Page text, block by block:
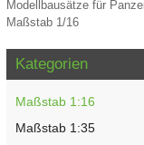
Modellbausätze für
Maßstab 1/16
Kategorien
Maßstab 1:16
Maßstab 1:35